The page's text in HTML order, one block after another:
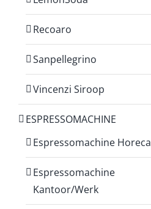
Recoaro
Sanpellegrino
Vincenzi Siroop
ESPRESSOMACHINE
Espressomachine Horeca
Espressomachine
Kantoor/Werk